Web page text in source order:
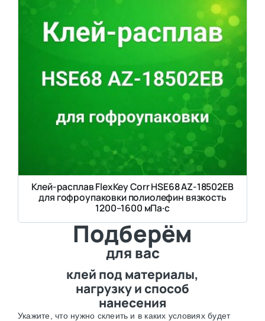
Клей-расплав FlexKey Corr HSE68 AZ-18502EB
для гофроупаковки полиолефин вязкость
1200–1600 мПа·с
Подберём
для вас
клей под материалы,
нагрузку и способ
нанесения
Укажите, что нужно склеить и в каких условиях будет